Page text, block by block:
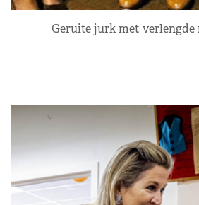
Geruite jurk met